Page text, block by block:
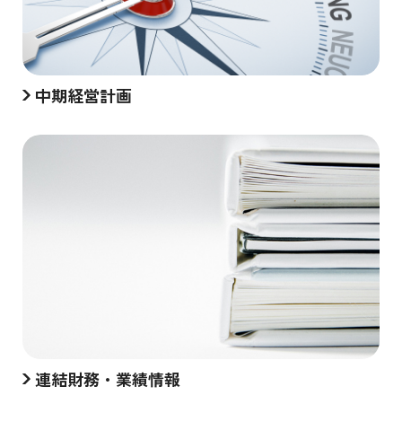
中期経営計画
連結財務・業績情報